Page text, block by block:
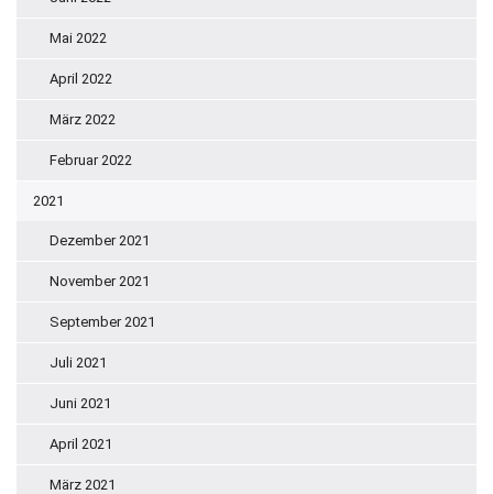
Mai 2022
April 2022
März 2022
Februar 2022
2021
Dezember 2021
November 2021
September 2021
Juli 2021
Juni 2021
April 2021
März 2021